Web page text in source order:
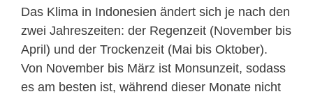
Das Klima in Indonesien ändert sich je nach den
zwei Jahreszeiten: der Regenzeit (November bis
April) und der Trockenzeit (Mai bis Oktober).
Von November bis März ist Monsunzeit, sodass
es am besten ist, während dieser Monate nicht